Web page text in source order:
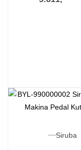
Kontrol Kutusu
Siruba